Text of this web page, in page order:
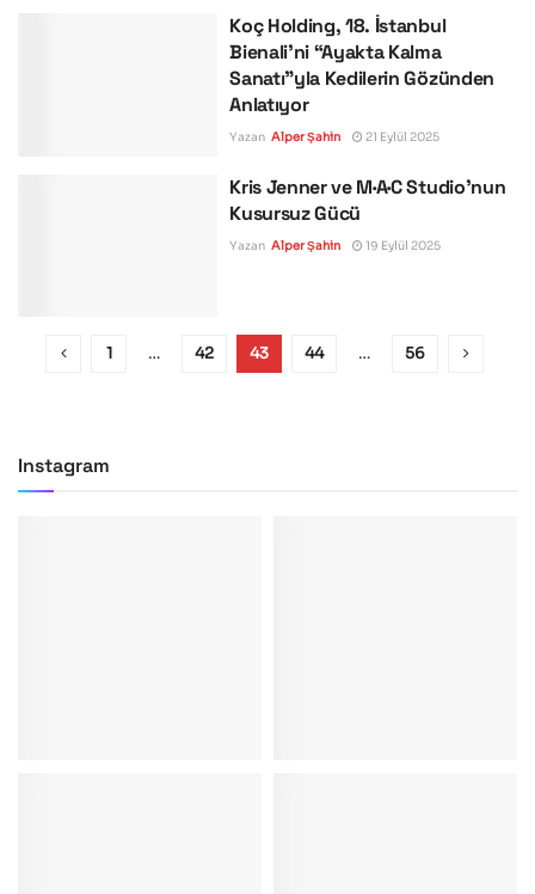
Koç Holding, 18. İstanbul
Bienali’ni “Ayakta Kalma
Sanatı”yla Kedilerin Gözünden
Anlatıyor
Yazan Alper Şahin 21 Eylül 2025
Kris Jenner ve M·A·C Studio’nun
Kusursuz Gücü
Yazan Alper Şahin 19 Eylül 2025
1 … 42 43 44 … 56
Instagram